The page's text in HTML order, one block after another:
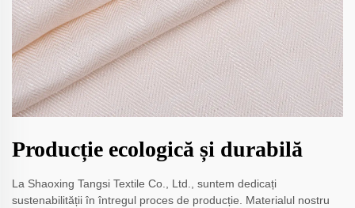
Producție ecologică și durabilă
La Shaoxing Tangsi Textile Co., Ltd., suntem dedicați
sustenabilității în întregul proces de producție. Materialul nostru